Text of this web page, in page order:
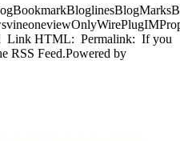
Link HTML: Permalink: If you
RSS Feed.Powered by